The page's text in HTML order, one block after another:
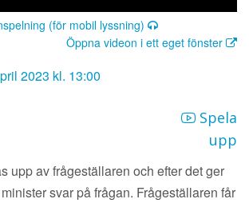
(för mobil lyssning)
Öppna videon i ett eget fönster
2023 kl. 13:00
Spela
upp
upp av frågeställaren och efter det ger
svar på frågan. Frågeställaren får